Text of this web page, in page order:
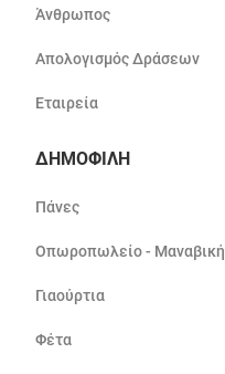
Άνθρωπος
Απολογισμός Δράσεων
Εταιρεία
ΔΗΜΟΦΙΛΗ
Πάνες
Οπωροπωλείο - Μαναβική
Γιαούρτια
Φέτα